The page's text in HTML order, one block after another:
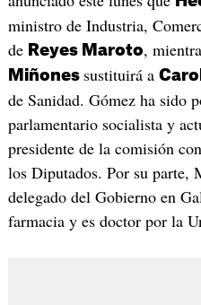
ministro de Industria,
de Reyes Maroto,
Miñones sustituirá a
de Sanidad. Gómez ha sido
parlamentario socialista y
presidente de la comisión
los Diputados. Por su parte,
delegado del Gobierno en
farmacia y es doctor por la